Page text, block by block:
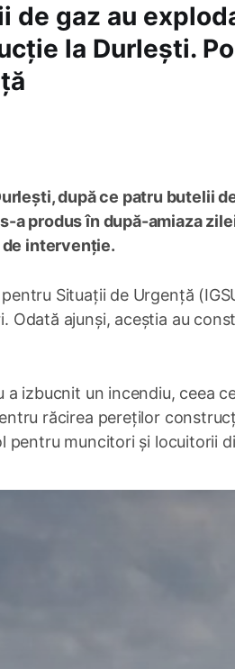
de gaz au
la Durlești.
după ce patru butelii
produs în după-amiaza
intervenție.
Situații de Urgență
Odată ajunși, aceștia au
a izbucnit un incendiu, ceea
răcirea pereților
pentru muncitori și locuitorii